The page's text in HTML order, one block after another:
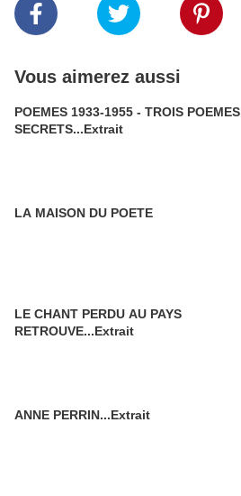
Vous aimerez aussi
POEMES 1933-1955 - TROIS POEMES
SECRETS...Extrait
LA MAISON DU POETE
LE CHANT PERDU AU PAYS
RETROUVE...Extrait
ANNE PERRIN...Extrait